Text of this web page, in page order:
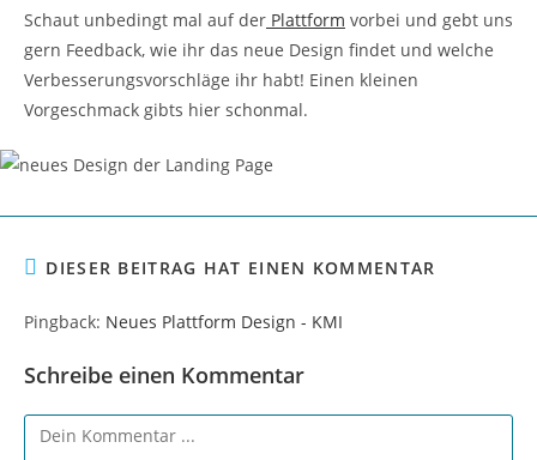
Schaut unbedingt mal auf der Plattform vorbei und gebt uns
gern Feedback, wie ihr das neue Design findet und welche
Verbesserungsvorschläge ihr habt! Einen kleinen
Vorgeschmack gibts hier schonmal.
DIESER BEITRAG HAT EINEN KOMMENTAR
Pingback: Neues Plattform Design - KMI
Schreibe einen Kommentar
Kommentieren